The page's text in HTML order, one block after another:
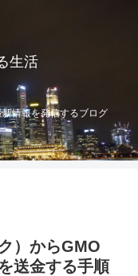
生活
情報を発信するブログ
）からGMO
送金する手順